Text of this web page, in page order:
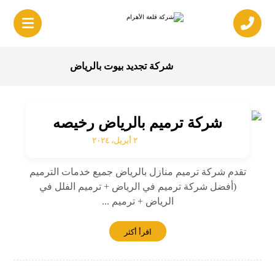
شركة تجديد بيوت بالرياض
شركة ترميم بالرياض رخيصه
٢ أبريل، ٢٠٢٤
تقدم شركة ترميم منازل بالرياض جميع خدمات الترميم
(أفضل شركة ترميم في الرياض + ترميم الفلل في
الرياض + ترميم ...
اقرأ أكثر